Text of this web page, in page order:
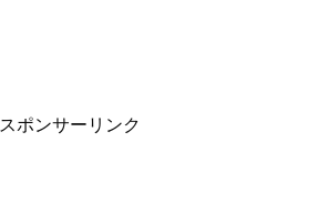
スポンサーリンク